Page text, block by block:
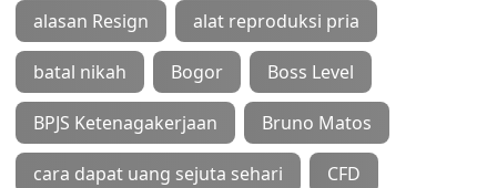
alasan Resign alat reproduksi pria
batal nikah Bogor Boss Level
BPJS Ketenagakerjaan Bruno Matos
cara dapat uang sejuta sehari CFD